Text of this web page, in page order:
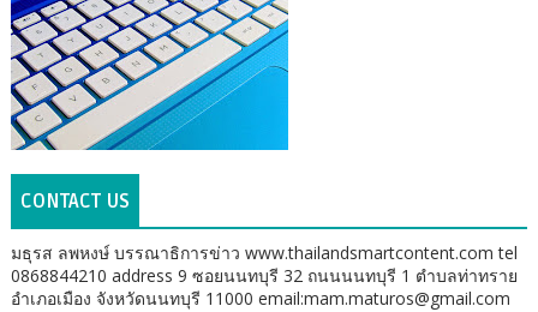
CONTACT US
มธุรส ลพหงษ์ บรรณาธิการข่าว www.thailandsmartcontent.com tel
0868844210 address 9 ซอยนนทบุรี 32 ถนนนนทบุรี 1 ตำบลท่าทราย
อำเภอเมือง จังหวัดนนทบุรี 11000 email:mam.maturos@gmail.com